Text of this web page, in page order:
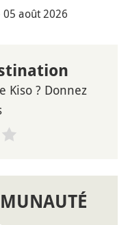
août 2026
Kiso ? Donnez